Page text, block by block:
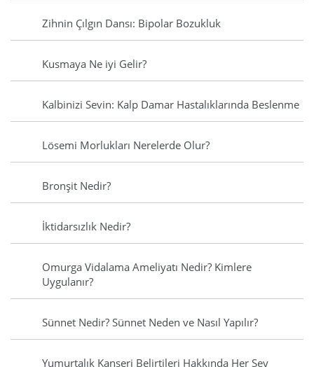
Zihnin Çılgın Dansı: Bipolar Bozukluk
Kusmaya Ne iyi Gelir?
Kalbinizi Sevin: Kalp Damar Hastalıklarında Beslenme
Lösemi Morlukları Nerelerde Olur?
Bronşit Nedir?
İktidarsızlık Nedir?
Omurga Vidalama Ameliyatı Nedir? Kimlere
Uygulanır?
Sünnet Nedir? Sünnet Neden ve Nasıl Yapılır?
Yumurtalık Kanseri Belirtileri Hakkında Her Şey